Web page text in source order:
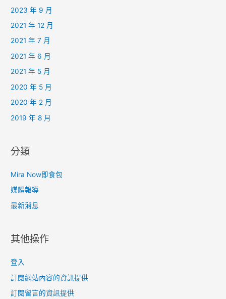
2023 年 9 月
2021 年 12 月
2021 年 7 月
2021 年 6 月
2021 年 5 月
2020 年 5 月
2020 年 2 月
2019 年 8 月
分類
Mira Now即食包
媒體報導
最新消息
其他操作
登入
訂閱網站內容的資訊提供
訂閱留言的資訊提供